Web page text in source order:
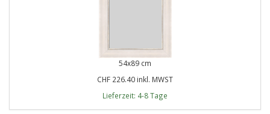
54x89 cm
CHF 226.40 inkl. MWST
Lieferzeit: 4-8 Tage